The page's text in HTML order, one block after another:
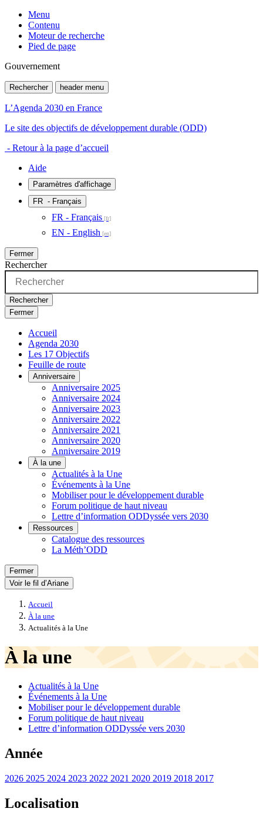
Menu
Contenu
Moteur de recherche
Pied de page
Gouvernement
Rechercher header menu
L’Agenda 2030 en France
Le site des objectifs de développement durable (ODD)
- Retour à la page d’accueil
Aide
Paramètres d'affichage
FR - Français
FR - Français
EN - English
Fermer
Rechercher
Rechercher
Fermer
Accueil
Agenda 2030
Les 17 Objectifs
Feuille de route
Anniversaire
Anniversaire 2025
Anniversaire 2024
Anniversaire 2023
Anniversaire 2022
Anniversaire 2021
Anniversaire 2020
Anniversaire 2019
À la une
Actualités à la Une
Événements à la Une
Mobiliser pour le développement durable
Forum politique de haut niveau
Lettre d’information ODDyssée vers 2030
Ressources
Catalogue des ressources
La Méth’ODD
Fermer
Voir le fil d’Ariane
Accueil
À la une
Actualités à la Une
À la une
Actualités à la Une
Événements à la Une
Mobiliser pour le développement durable
Forum politique de haut niveau
Lettre d’information ODDyssée vers 2030
Année
2026 2025 2024 2023 2022 2021 2020 2019 2018 2017
Localisation